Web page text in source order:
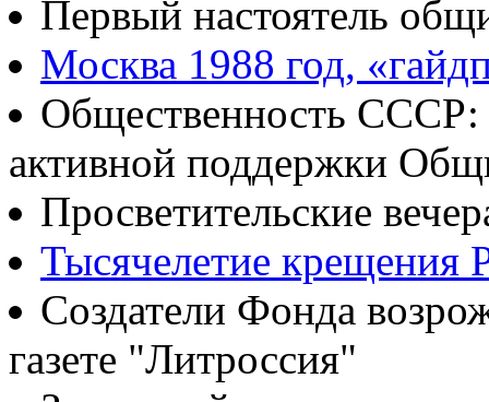
Первый настоятель
Москва 1988 год,
Общественность СССР:
активной поддержки
Просветительские
Тысячелетие крещения
Создатели Фонда
газете "Литроссия"